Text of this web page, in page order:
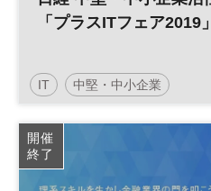
「プラスITフェア2019」
IT 中堅・中小企業
開催
終了